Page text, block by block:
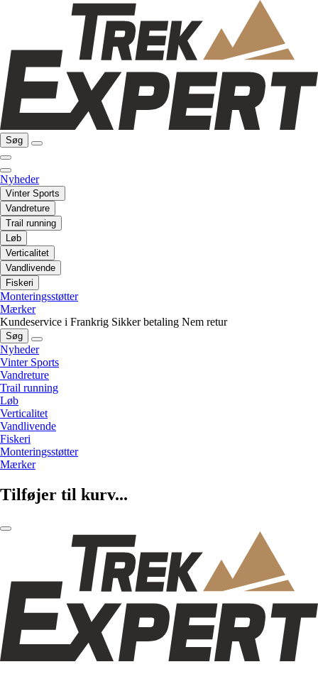
Søg
Nyheder
Vinter Sports
Vandreture
Trail running
Løb
Verticalitet
Vandlivende
Fiskeri
Monteringsstøtter
Mærker
Kundeservice i Frankrig Sikker betaling Nem retur
Søg
Nyheder
Vinter Sports
Vandreture
Trail running
Løb
Verticalitet
Vandlivende
Fiskeri
Monteringsstøtter
Mærker
Tilføjer til kurv...